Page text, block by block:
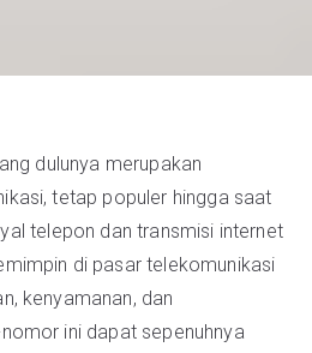
dulunya merupakan
tetap populer hingga saat
telepon dan transmisi internet
di pasar telekomunikasi
kenyamanan, dan
ini dapat sepenuhnya